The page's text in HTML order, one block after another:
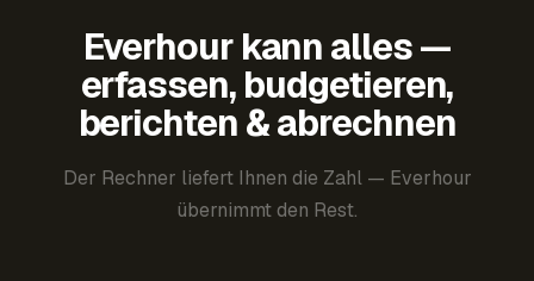
Everhour kann alles —
erfassen, budgetieren,
berichten & abrechnen
Der Rechner liefert Ihnen die Zahl — Everhour
übernimmt den Rest.